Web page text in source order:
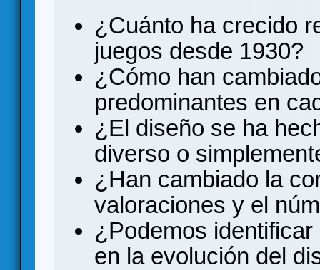
¿Cuánto ha crecido
juegos desde 1930?
¿Cómo han
predominantes en
¿El diseño se ha
diverso o
¿Han cambiado la
valoraciones y el
¿Podemos
en la evolución del